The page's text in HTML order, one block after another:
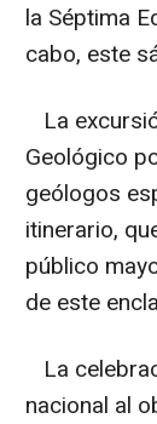
la Séptima
cabo, este
La
Geológico
geólogos
itinerario,
público
de este
La
nacional al